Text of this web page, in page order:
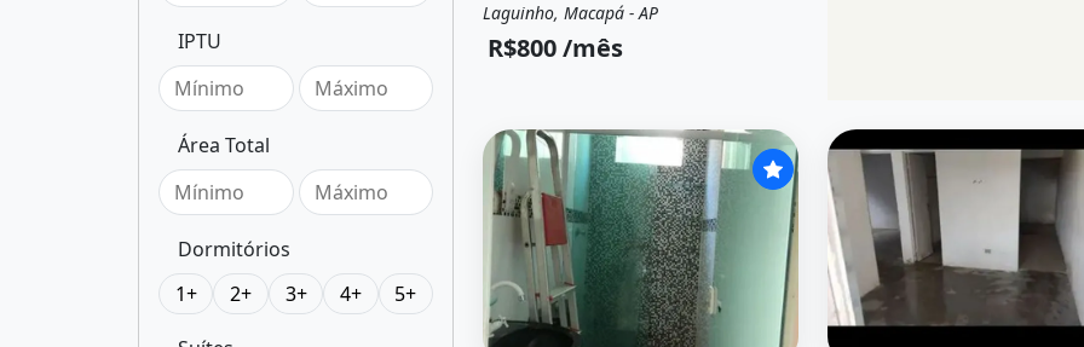
IPTU
Área Total
Dormitórios
1+
2+ 3+ 4+ 5+
Aluguel Apartamento
Laguinho, Macapá - AP
R$800 /mês